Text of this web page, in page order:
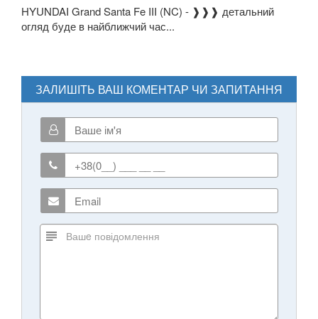
HYUNDAI Grand Santa Fe III (NC) - ❱❱❱ детальний
огляд буде в найближчий час...
ЗАЛИШІТЬ ВАШ КОМЕНТАР ЧИ ЗАПИТАННЯ